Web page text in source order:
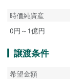
時価純資産
0円～1億円
譲渡条件
希望金額